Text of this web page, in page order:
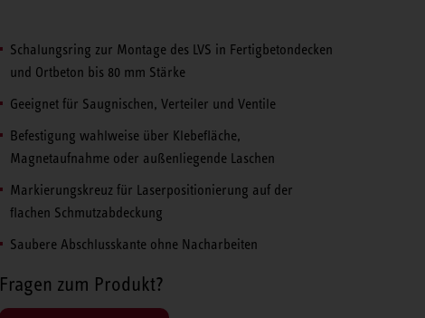
Schalungsring zur Montage des LVS in Fertigbetondecken
und Ortbeton bis 80 mm Stärke
Geeignet für Saugnischen, Verteiler und Ventile
Befestigung wahlweise über Klebefläche,
Magnetaufnahme oder außenliegende Laschen
Markierungskreuz für Laserpositionierung auf der
flachen Schmutzabdeckung
Saubere Abschlusskante ohne Nacharbeiten
Fragen zum Produkt?